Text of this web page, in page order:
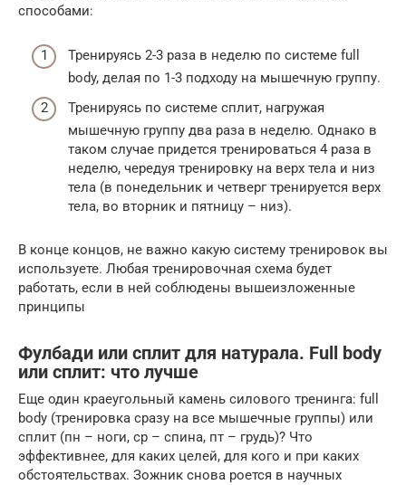
способами:
Тренируясь 2-3 раза в неделю по системе full
body, делая по 1-3 подходу на мышечную группу.
Тренируясь по системе сплит, нагружая
мышечную группу два раза в неделю. Однако в
таком случае придется тренироваться 4 раза в
неделю, чередуя тренировку на верх тела и низ
тела (в понедельник и четверг тренируется верх
тела, во вторник и пятницу – низ).
В конце концов, не важно какую систему тренировок вы
используете. Любая тренировочная схема будет
работать, если в ней соблюдены вышеизложенные
принципы
Фулбади или сплит для натурала. Full body
или сплит: что лучше
Еще один краеугольный камень силового тренинга: full
body (тренировка сразу на все мышечные группы) или
сплит (пн – ноги, ср – спина, пт – грудь)? Что
эффективнее, для каких целей, для кого и при каких
обстоятельствах. Зожник снова роется в научных